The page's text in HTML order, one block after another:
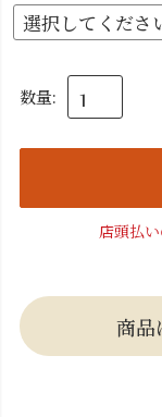
(
必
店頭払
商品